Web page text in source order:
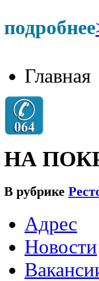
подробнее
Главная
НА
В рубрике
Адрес
Новости